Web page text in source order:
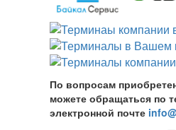
По вопросам
можете обращаться по
электронной почте